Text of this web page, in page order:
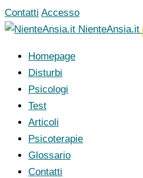
Vai
al
Contatti Accesso
NienteAnsia.it
Homepage
Disturbi
Psicologi
Test
Articoli
Psicoterapie
Glossario
Contatti